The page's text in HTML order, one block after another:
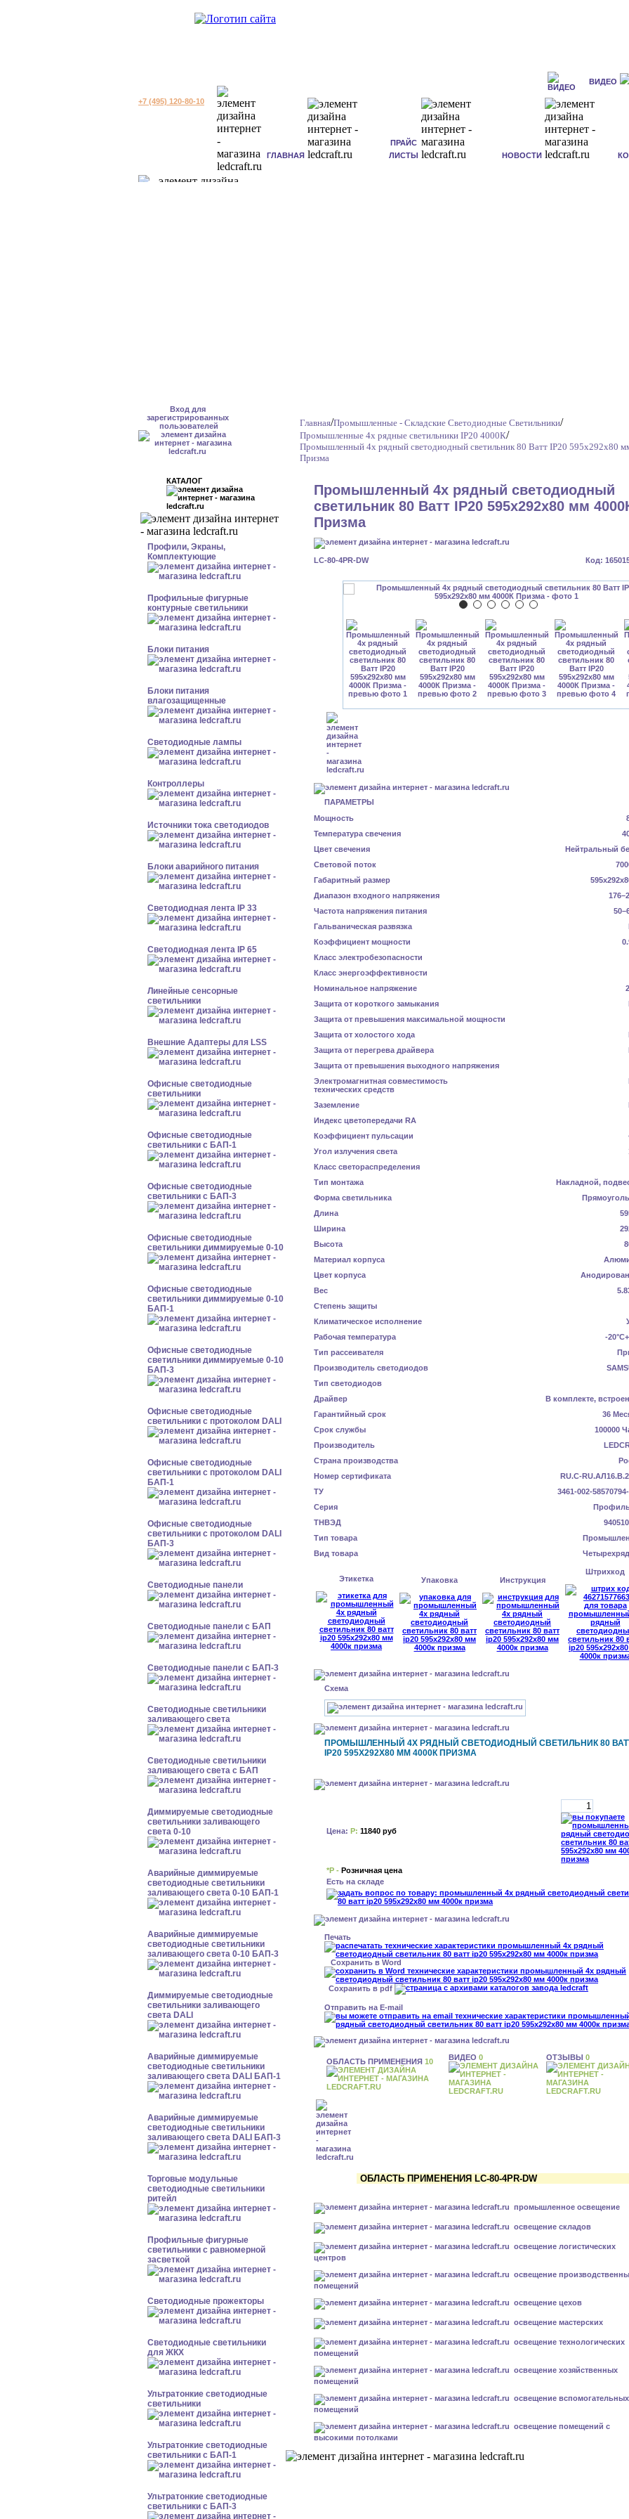
ВИДЕО
+7 (495) 120-80-10
ГЛАВНАЯ
ПРАЙС
ЛИСТЫ
НОВОСТИ
Вход для
зарегистрированных
пользователей
КАТАЛОГ
Профили, Экраны,
Комплектующие
Профильные фигурные
контурные светильники
Блоки питания
Блоки питания
влагозащищенные
Светодиодные лампы
Контроллеры
Источники тока светодиодов
Блоки аварийного питания
Светодиодная лента IP 33
Светодиодная лента IP 65
Линейные сенсорные
светильники
Внешние Адаптеры для LSS
Офисные светодиодные
светильники
Офисные светодиодные
светильники с БАП-1
Офисные светодиодные
светильники с БАП-3
Офисные светодиодные
светильники диммируемые 0-10
Офисные светодиодные
светильники диммируемые 0-10
БАП-1
Офисные светодиодные
светильники диммируемые 0-10
БАП-3
Офисные светодиодные
светильники с протоколом DALI
Офисные светодиодные
светильники с протоколом DALI
БАП-1
Офисные светодиодные
светильники с протоколом DALI
БАП-3
Cветодиодные панели
Cветодиодные панели с БАП
Cветодиодные панели с БАП-3
Светодиодные светильники
заливающего света
Светодиодные светильники
заливающего света с БАП
Диммируемые светодиодные
светильники заливающего
света 0-10
Аварийные диммируемые
светодиодные светильники
заливающего света 0-10 БАП-1
Аварийные диммируемые
светодиодные светильники
заливающего света 0-10 БАП-3
Диммируемые светодиодные
светильники заливающего
света DALI
Аварийные диммируемые
светодиодные светильники
заливающего света DALI БАП-1
Аварийные диммируемые
светодиодные светильники
заливающего света DALI БАП-3
Торговые модульные
светодиодные светильники
ритейл
Профильные фигурные
светильники с равномерной
засветкой
Светодиодные прожекторы
Светодиодные светильники
для ЖКХ
Ультратонкие светодиодные
светильники
Ультратонкие светодиодные
светильники с БАП-1
Ультратонкие светодиодные
светильники с БАП-3
Главная/Промышленные - Складские Светодиодные Светильники/
Промышленные 4х рядные светильники IP20 4000К/
Промышленный 4х рядный светодиодный светильник 80 Ватт IP20 595х292х80
Призма
Промышленный 4х рядный светодиодный
светильник 80 Ватт IP20 595х292х80 мм
Призма
Код:
LC-80-4PR-DW
ПАРАМЕТРЫ
Мощность
Температура свечения
Цвет свечения
Нейтральный
Световой поток
Габаритный размер
Диапазон входного напряжения
Частота напряжения питания
Гальваническая развязка
Коэффициент мощности
Класс электробезопасности
Класс энергоэффективности
Номинальное напряжение
Защита от короткого замыкания
Защита от превышения максимальной мощности
Защита от холостого хода
Защита от перегрева драйвера
Защита от превышения выходного напряжения
Электромагнитная совместимость
технических средств
Заземление
Индекс цветопередачи RA
Коэффициент пульсации
Угол излучения света
Класс светораспределения
Тип монтажа
Накладной,
Форма светильника
Длина
Ширина
Высота
Материал корпуса
Цвет корпуса
Вес
Степень защиты
Климатическое исполнение
Рабочая температура
-
Тип рассеивателя
Производитель светодиодов
Тип светодиодов
Драйвер
В комплекте,
Гарантийный срок
36
Срок службы
100000
Производитель
Страна производства
Номер сертификата
RU.C-
ТУ
3461-002-
Серия
ТНВЭД
Тип товара
Вид товара
Этикетка Упаковка Инструкция
Штрихкод
Схема
ПРОМЫШЛЕННЫЙ 4Х РЯДНЫЙ СВЕТОДИОДНЫЙ СВЕТИЛЬНИК 80
IP20 595Х292Х80 ММ 4000К ПРИЗМА
Цена: Р: 11840 руб
*Р - Розничная цена
Есть на складе
Печать
Сохранить в Word
Сохранить в pdf
Отправить на E-mail
ОБЛАСТЬ ПРИМЕНЕНИЯ 10 ВИДЕО 0 ОТЗЫВЫ 0
ОБЛАСТЬ ПРИМЕНЕНИЯ LC-80-4PR-DW
промышленное освещение
освещение складов
освещение логистических
центров
освещение
помещений
освещение цехов
освещение мастерских
освещение технологических
помещений
освещение хозяйственных
помещений
освещение вспомогательных
помещений
освещение помещений с
высокими потолками